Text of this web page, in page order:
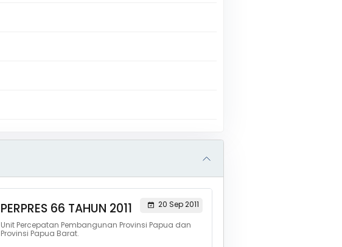
PERPRES 66 TAHUN 2011
20 Sep 2011
Unit Percepatan Pembangunan Provinsi Papua dan
Provinsi Papua Barat.